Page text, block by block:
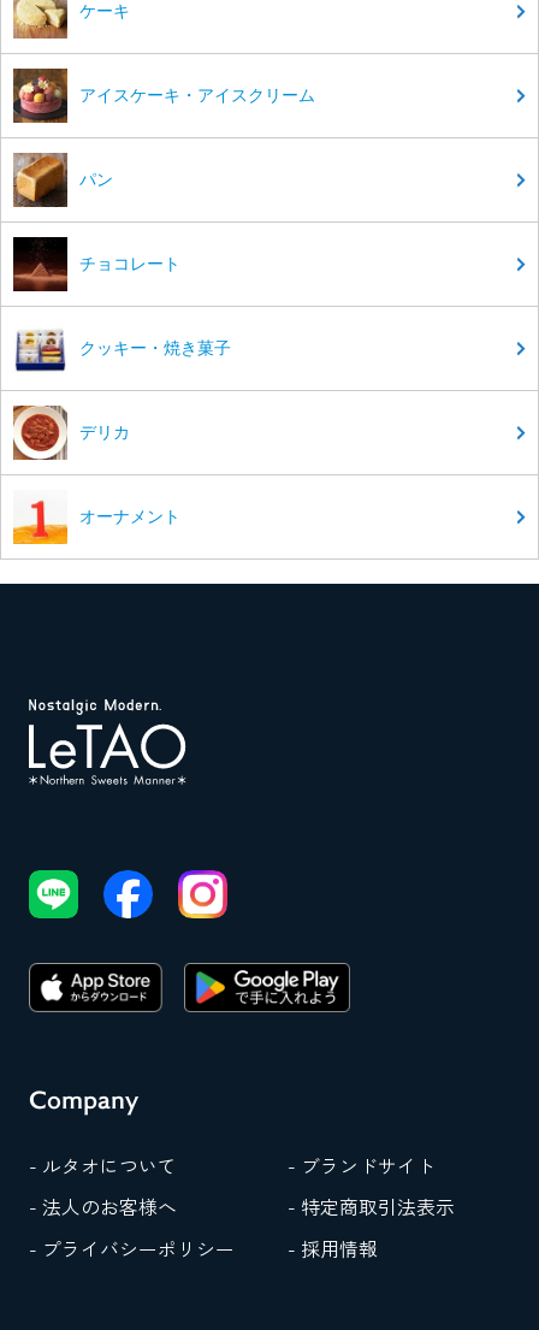
ケーキ
アイスケーキ・アイスクリーム
パン
チョコレート
クッキー・焼き菓子
デリカ
オーナメント
Company
- ルタオについて
- ブランドサイト
- 法人のお客様へ
- 特定商取引法表示
- プライバシーポリシー
- 採用情報